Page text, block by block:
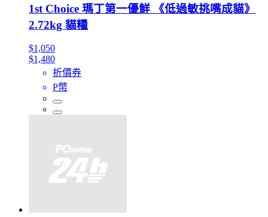
1st Choice 瑪丁第一優鮮 《低過敏挑嘴成貓》
2.72kg 貓糧
$1,050
$1,480
折價券
P幣